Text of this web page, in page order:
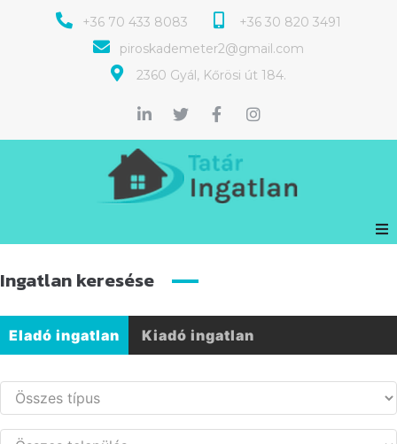
+36 70 433 8083
+36 30 820 3491
piroskademeter2@gmail.com
2360 Gyál, Kőrösi út 184.
Ingatlan keresése
Eladó ingatlan Kiadó ingatlan